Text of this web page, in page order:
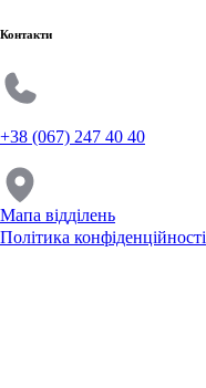
Контакти
+38 (067) 247 40 40
Мапа відділень
Політика конфіденційності